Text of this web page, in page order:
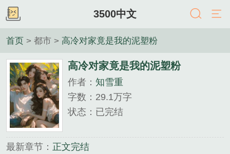
3500中文
首页 > 都市 > 高冷对家竟是我的泥塑粉
高冷对家竟是我的泥塑粉
作者： 知雪重
字数：29.1万字
状态：已完结
最新章节： 正文完结